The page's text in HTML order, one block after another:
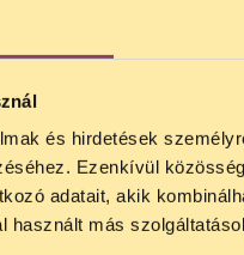
és hirdetések
Ezenkívül
adatait, akik
használt más